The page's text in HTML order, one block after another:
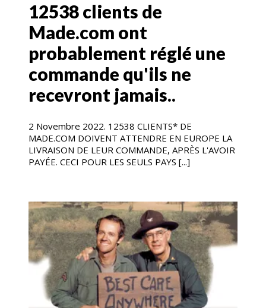
12538 clients de
Made.com ont
probablement réglé une
commande qu'ils ne
recevront jamais..
2 Novembre 2022. 12538 CLIENTS* DE
MADE.COM DOIVENT ATTENDRE EN EUROPE LA
LIVRAISON DE LEUR COMMANDE, APRÈS L'AVOIR
PAYÉE. CECI POUR LES SEULS PAYS [...]